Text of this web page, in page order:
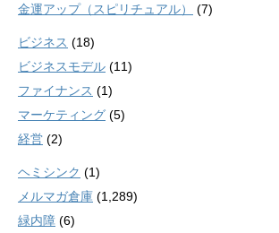
金運アップ（スピリチュアル） (7)
ビジネス (18)
ビジネスモデル (11)
ファイナンス (1)
マーケティング (5)
経営 (2)
ヘミシンク (1)
メルマガ倉庫 (1,289)
緑内障 (6)